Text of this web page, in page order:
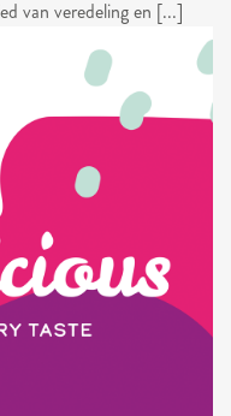
van veredeling en [...]